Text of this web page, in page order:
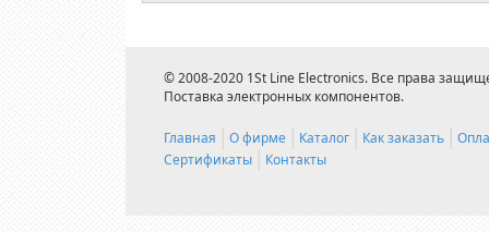
© 2008-2020 1St Line Electronics. Все права
Поставка электронных компонентов.
Главная О фирме Каталог Как заказать
Сертификаты
Контакты